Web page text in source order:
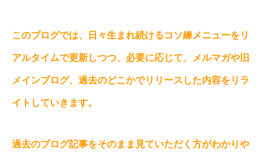
このブログでは、日々生まれ続けるコソ練メニューをリ
アルタイムで更新しつつ、必要に応じて、メルマガや旧
メインブログ、過去のどこかでリリースした内容をリラ
イトしていきます。
過去のブログ記事をそのまま見ていただく方がわかりや